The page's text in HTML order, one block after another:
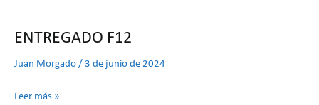
ENTREGADO F12
Juan Morgado / 3 de junio de 2024
ENTREGADO
Leer más »